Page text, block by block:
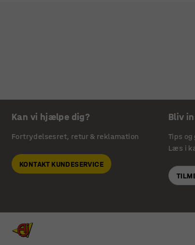
Kan vi hjælpe dig?
Fortrydelsesret, retur & reklamation
KONTAKT KUNDESERVICE
Bliv
Tips og
Læs i